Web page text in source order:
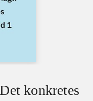
konkretes